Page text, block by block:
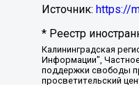
Источник: https://
* Реестр
Калининградская региональная общественная организация "Экозащита!-Женсовет", Фонд содействия защите прав и свобод граждан "Общественный вердикт", Фонд "Институт Развития Свободы Информации", Частное учреждение "Информационное агентство МЕМО. РУ", Региональная общественная организация "Общественная комиссия по сохранению наследия академика Сахарова", Фонд поддержки свободы прессы, Санкт-Петербургская общественная правозащитная организация "Гражданский контроль", Межрегиональная общественная организация "Информационно-просветительский центр "Мемориал", Региональный Фонд "Центр Защиты Прав Средств Массовой Информации", с 05.12.2023 Фонд "Центр Защиты Прав Средств массовой информации", Региональная общественная благотворительная организация помощи беженцам и мигрантам "Гражданское содействие", Негосударственное образовательное учреждение дополнительного профессионального образования (повышение квалификации) специалистов "АКАДЕМИЯ ПО ПРАВАМ ЧЕЛОВЕКА", Свердловская региональная общественная организация "Сутяжник", Автономная некоммерческая организация "Центр независимых социологических